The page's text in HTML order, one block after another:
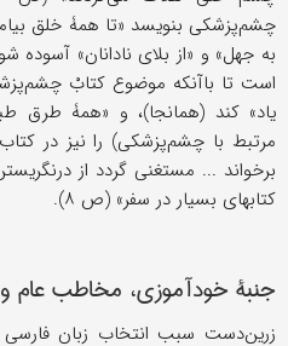
چشم‌پزشکی بنویسد «تا همۀ خلق
به جهل» و «از بلای نادانان»
است تا باآنکه موضوع کتابْ
یاد» کند (همانجا)، و «همۀ طرق
مرتبط با چشم‌پزشکی) را نیز در
برخواند ... مستغنی گردد از
کتابهای بسیار در سفر» (ص ۸).
جنبۀ خودآموزی، مخاطب
زرین‌دست سبب انتخاب زبان